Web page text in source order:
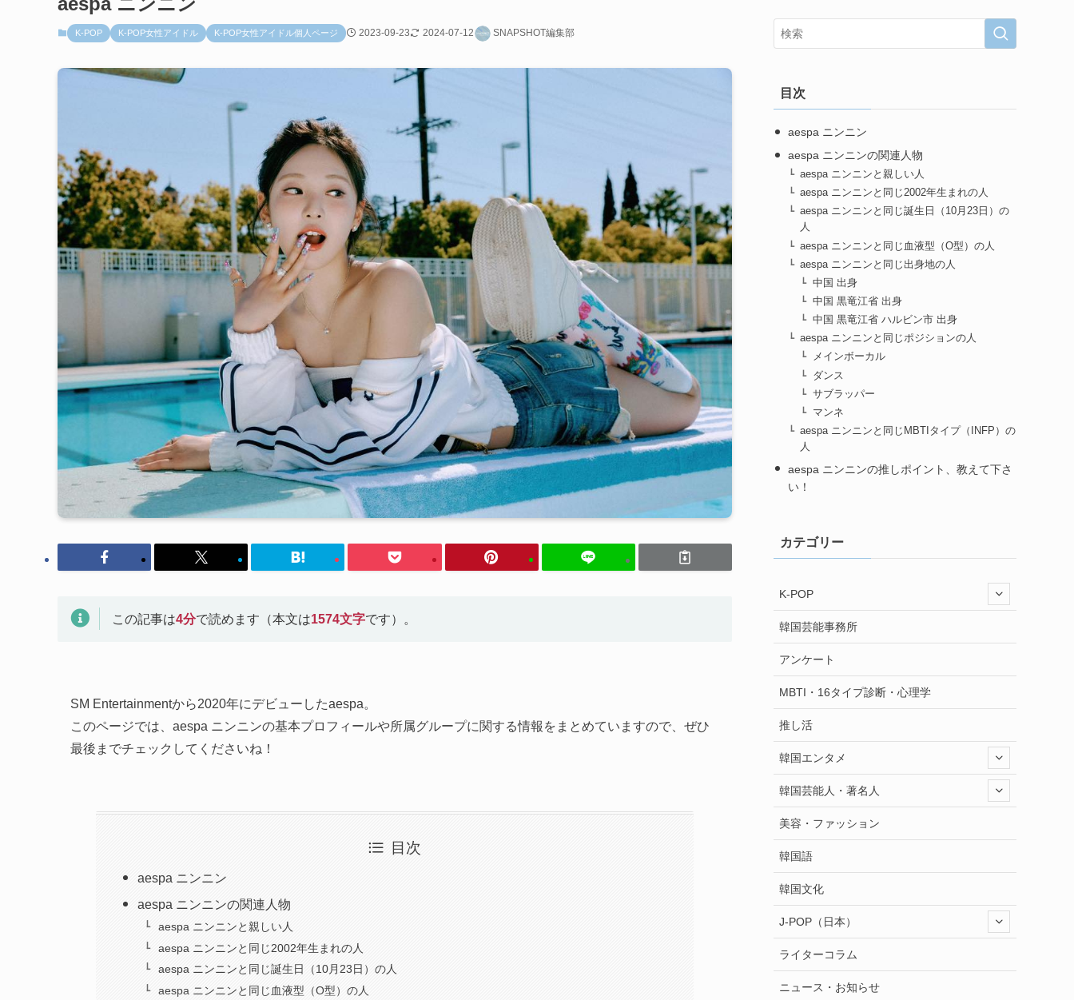
K-POP K-POP女性アイドル K-POP女性アイドル個人ページ 2023-09-23 2024-07-12 SNAPSHOT編集部
この記事は4分で読めます（本文は1574文字です）。
SM Entertainmentから2020年にデビューしたaespa。
このページでは、aespa ニンニンの基本プロフィールや所属グループに関する情報をまとめていますので、ぜひ
最後までチェックしてくださいね！
目次
aespa ニンニン
aespa ニンニンの関連人物
aespa ニンニンと親しい人
aespa ニンニンと同じ2002年生まれの人
aespa ニンニンと同じ誕生日（10月23日）の人
aespa ニンニンと同じ血液型（O型）の人
目次
aespa ニンニン
aespa ニンニンの関連人物
aespa ニンニンと親しい人
aespa ニンニンと同じ2002年生まれの人
aespa ニンニンと同じ誕生日（10月23日）の
人
aespa ニンニンと同じ血液型（O型）の人
aespa ニンニンと同じ出身地の人
中国 出身
中国 黒竜江省 出身
中国 黒竜江省 ハルビン市 出身
aespa ニンニンと同じポジションの人
メインボーカル
ダンス
サブラッパー
マンネ
aespa ニンニンと同じMBTIタイプ（INFP）の
人
aespa ニンニンの推しポイント、教えて下さ
い！
カテゴリー
K-POP
韓国芸能事務所
アンケート
MBTI・16タイプ診断・心理学
推し活
韓国エンタメ
韓国芸能人・著名人
美容・ファッション
韓国語
韓国文化
J-POP（日本）
ライターコラム
ニュース・お知らせ